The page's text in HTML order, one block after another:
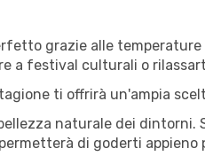
grazie alle
a festival culturali o
ti offrirà un'ampia
naturale dei dintorni.
di goderti appieno